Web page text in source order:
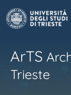
ArTS
Trieste